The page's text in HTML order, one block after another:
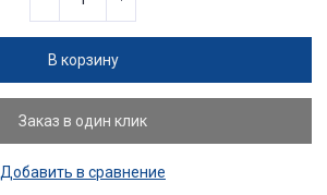
В корзину
Заказ в один клик
Добавить в сравнение